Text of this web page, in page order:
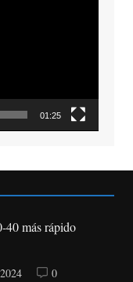
01:25
40 más rápido
0